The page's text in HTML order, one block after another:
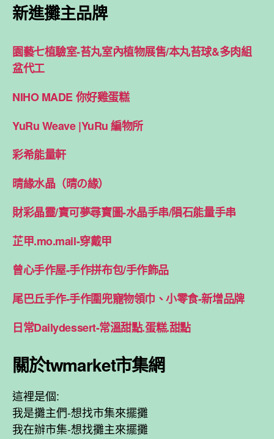
新進攤主品牌
園藝七植驗室-苔丸室內植物展售/本丸苔球&多肉組
盆代工
NIHO MADE 你好雞蛋糕
YuRu Weave |YuRu 編物所
彩希能量軒
晴緣水晶（晴の緣）
財彩晶靈/寶可夢尋寶圖-水晶手串/隕石能量手串
芷甲.mo.mail-穿戴甲
曾心手作屋-手作拼布包/手作飾品
尾巴丘手作-手作圍兜寵物領巾、小零食-新增品牌
日常Dailydessert-常溫甜點.蛋糕.甜點
關於twmarket市集網
這裡是個:
我是攤主們-想找市集來擺攤
我在辦市集-想找攤主來擺攤